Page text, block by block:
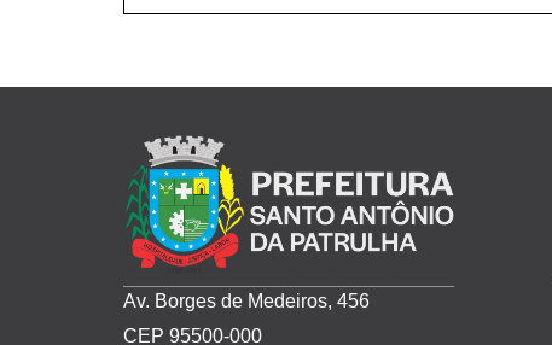
Av. Borges de Medeiros, 456
CEP 95500-000